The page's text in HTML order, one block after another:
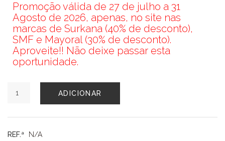
Promoção válida de 27 de julho a 31
Agosto de 2026, apenas, no site nas
marcas de Surkana (40% de desconto),
SMF e Mayoral (30% de desconto).
Aproveite!! Não deixe passar esta
oportunidade.
ADICIONAR
REF.ª N/A